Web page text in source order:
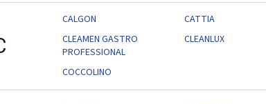
CALGON CATTIA
CLEAMEN GASTRO
PROFESSIONAL
CLEANLUX
COCCOLINO